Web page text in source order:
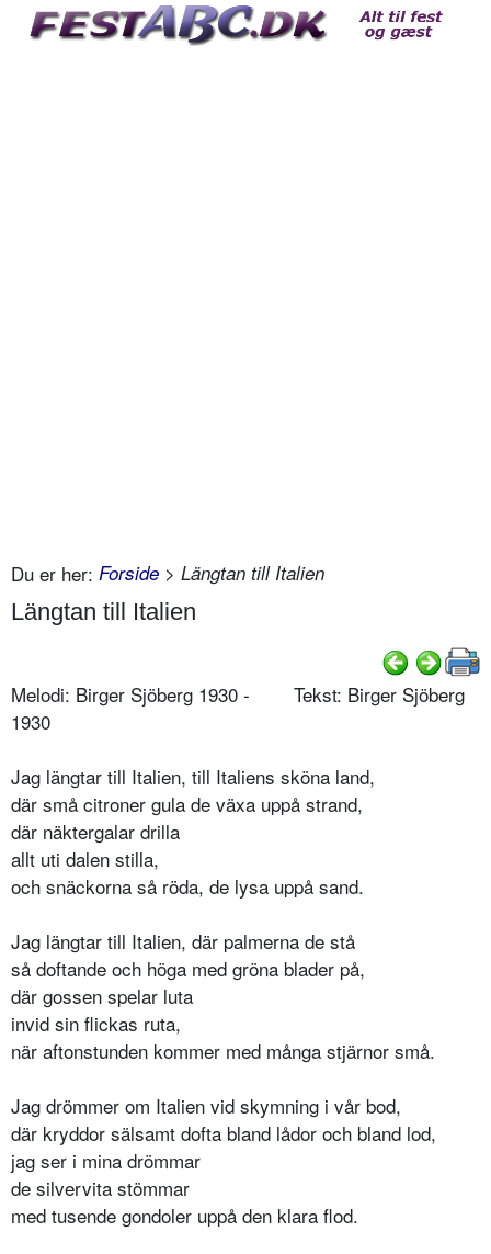
Du er her: Forside > Längtan till Italien
Längtan till Italien
Melodi: Birger Sjöberg 1930 - Tekst: Birger Sjöberg
1930
Jag längtar till Italien, till Italiens sköna land,
där små citroner gula de växa uppå strand,
där näktergalar drilla
allt uti dalen stilla,
och snäckorna så röda, de lysa uppå sand.
Jag längtar till Italien, där palmerna de stå
så doftande och höga med gröna blader på,
där gossen spelar luta
invid sin flickas ruta,
när aftonstunden kommer med många stjärnor små.
Jag drömmer om Italien vid skymning i vår bod,
där kryddor sälsamt dofta bland lådor och bland lod,
jag ser i mina drömmar
de silvervita stömmar
med tusende gondoler uppå den klara flod.